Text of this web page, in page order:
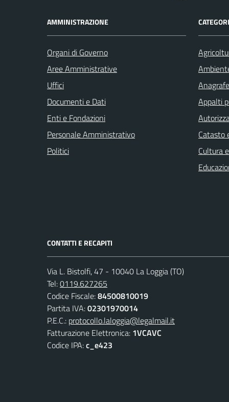
AMMINISTRAZIONE
Organi di Governo
Aree Amministrative
Uffici
Documenti e Dati
Enti e Fondazioni
Personale Amministrativo
Politici
Appalti
Catasto
Cultura
CONTATTI E RECAPITI
Via L. Bistolfi, 47 - 10040 La Loggia (TO)
Tel:0119.627265
Codice Fiscale:84500810019
Partita IVA:02301970014
P.E.C.: protocollo.laloggia@legalmail.it
Fatturazione Elettronica: 1VCAVC
Codice IPA:c_e423